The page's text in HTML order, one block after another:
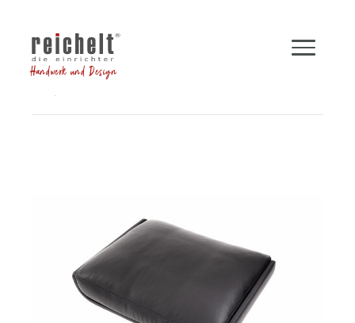
Handwerk und Design